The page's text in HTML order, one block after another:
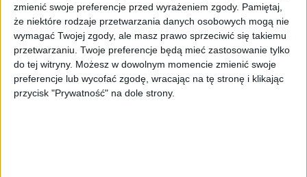
zmienić swoje preferencje przed wyrażeniem zgody. Pamiętaj,
że niektóre rodzaje przetwarzania danych osobowych mogą nie
wymagać Twojej zgody, ale masz prawo sprzeciwić się takiemu
przetwarzaniu. Twoje preferencje będą mieć zastosowanie tylko
do tej witryny. Możesz w dowolnym momencie zmienić swoje
preferencje lub wycofać zgodę, wracając na tę stronę i klikając
przycisk "Prywatność" na dole strony.
VIN: VNKKG3D390A132928
Przebieg: 127 926 km